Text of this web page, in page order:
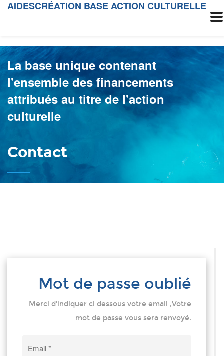
AIDESCRÉATION BASE ACTION CULTURELLE
La base unique contenant
l'ensemble des financements
attribués au titre de l'action
culturelle
Contact
Mot de passe oublié
Merci d'indiquer ci dessous votre email ,Votre
mot de passe vous sera renvoyé.